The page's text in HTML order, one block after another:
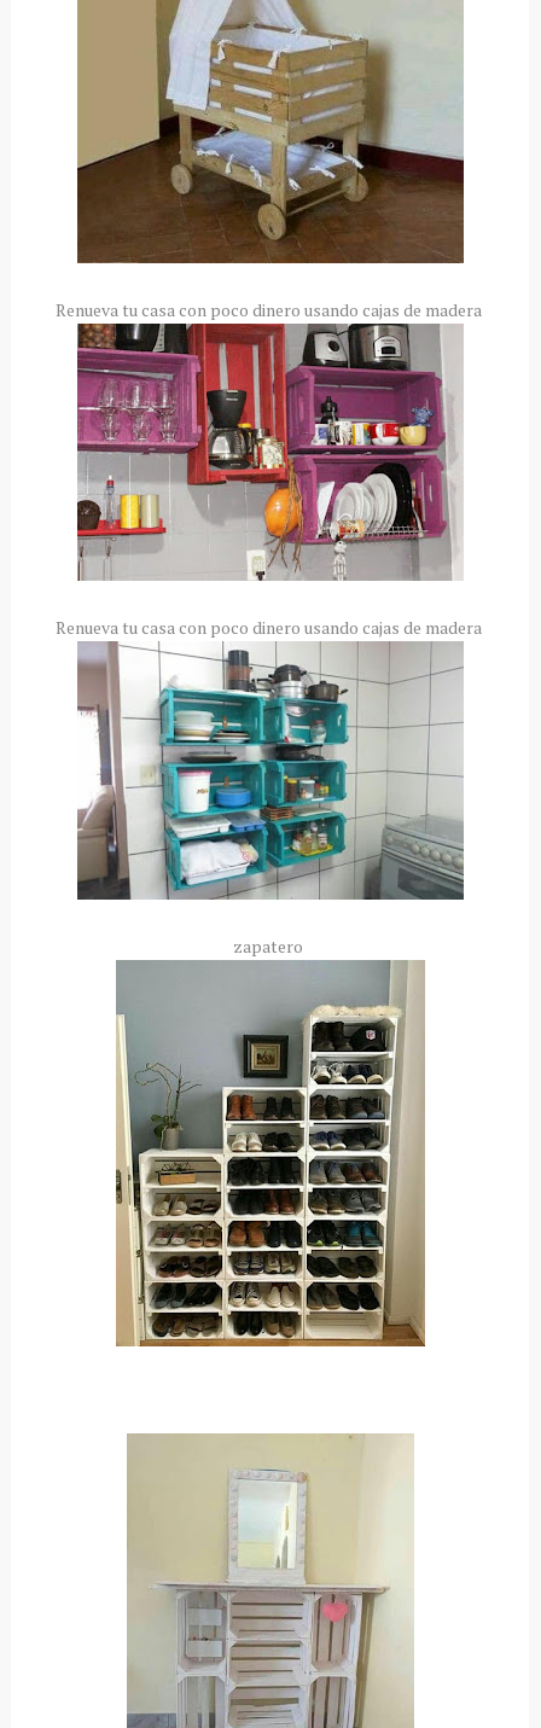
Renueva tu casa con poco dinero usando cajas de madera
Renueva tu casa con poco dinero usando cajas de madera
zapatero